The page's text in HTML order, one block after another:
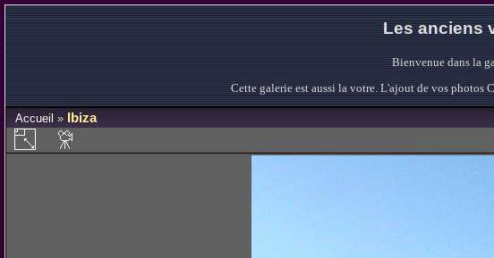
Les anciens
Bienvenue dans la
Cette galerie est aussi la votre. L'ajout de vos photos
Accueil » Ibiza